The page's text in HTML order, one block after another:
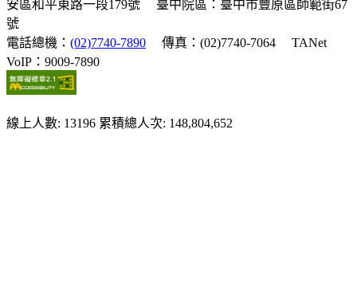
安區和平東路一段179號
臺中院區：臺中市豐原區師範街67
號
電話總機： (02)7740-7890 傳真：(02)7740-7064
TANet
VoIP：9009-7890
線上人數: 13196 累積總人次: 148,804,652